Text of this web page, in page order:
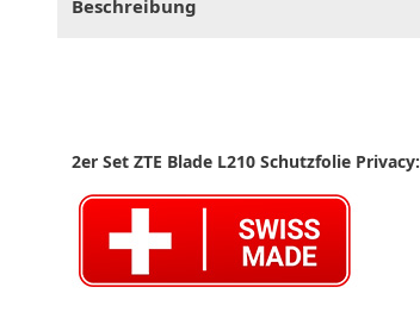
Beschreibung
2er Set ZTE Blade L210 Schutzfolie Privacy: